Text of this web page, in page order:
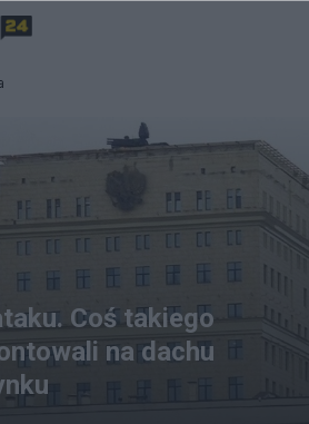
Coś takiego
na dachu